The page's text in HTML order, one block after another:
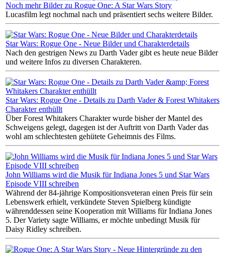
Noch mehr Bilder zu Rogue One: A Star Wars Story
Lucasfilm legt nochmal nach und präsentiert sechs weitere Bilder.
Star Wars: Rogue One - Neue Bilder und Charakterdetails
Nach den gestrigen News zu Darth Vader gibt es heute neue Bilder
und weitere Infos zu diversen Charakteren.
Star Wars: Rogue One - Details zu Darth Vader & Forest Whitakers
Charakter enthüllt
Über Forest Whitakers Charakter wurde bisher der Mantel des
Schweigens gelegt, dagegen ist der Auftritt von Darth Vader das
wohl am schlechtesten gehütete Geheimnis des Films.
John Williams wird die Musik für Indiana Jones 5 und Star Wars
Episode VIII schreiben
Während der 84-jährige Kompositionsveteran einen Preis für sein
Lebenswerk erhielt, verkündete Steven Spielberg kündigte
währenddessen seine Kooperation mit Williams für Indiana Jones
5. Der Variety sagte Williams, er möchte unbedingt Musik für
Daisy Ridley schreiben.